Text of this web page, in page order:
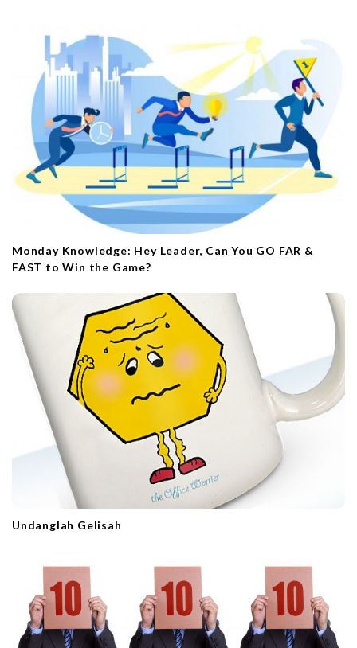
Monday Knowledge: Hey Leader, Can You GO FAR &
FAST to Win the Game?
Undanglah Gelisah